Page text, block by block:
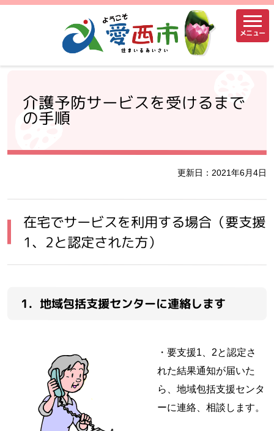
メニュー
介護予防サービスを受けるまで
の手順
更新日：2021年6月4日
在宅でサービスを利用する場合（要支援
1、2と認定された方）
1．地域包括支援センターに連絡します
・要支援1、2と認定さ
れた結果通知が届いた
ら、地域包括支援センタ
ーに連絡、相談します。